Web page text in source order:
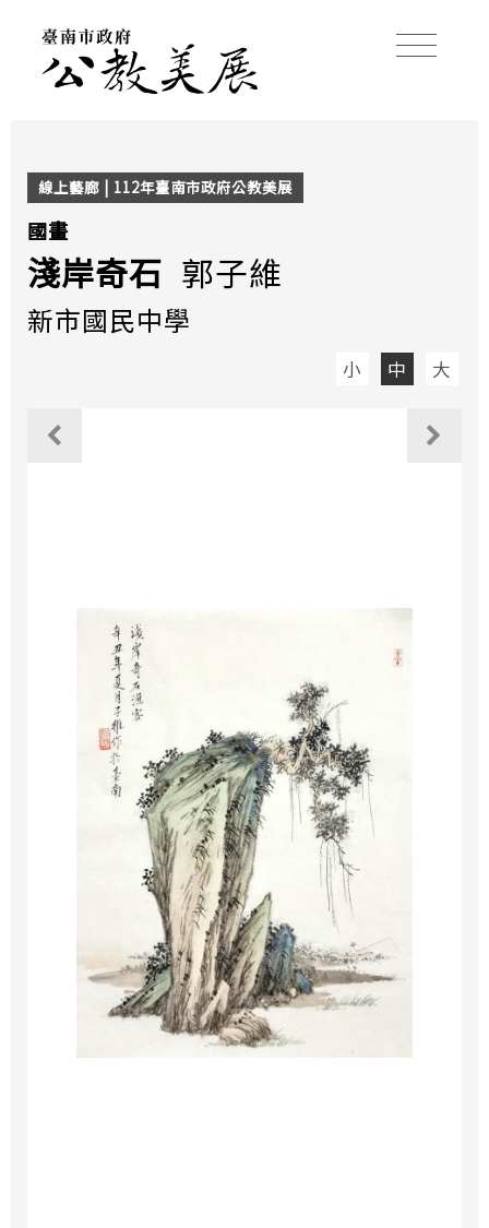
線上藝廊 | 112年臺南市政府公教美展
國畫
淺岸奇石 郭子維
新市國民中學
小 中 大